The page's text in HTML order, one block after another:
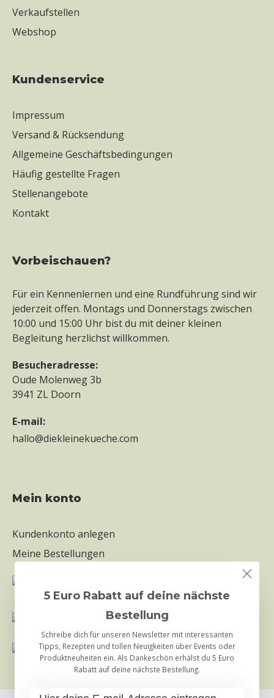
Verkaufstellen
Webshop
Kundenservice
Impressum
Versand & Rücksendung
Allgemeine Geschäftsbedingungen
Häufig gestellte Fragen
Stellenangebote
Kontakt
Vorbeischauen?
Für ein Kennenlernen und eine Rundführung sind wir
jederzeit offen. Montags und Donnerstags zwischen
10:00 und 15:00 Uhr bist du mit deiner kleinen
Begleitung herzlichst willkommen.
Besucheradresse:
Oude Molenweg 3b
3941 ZL Doorn
E-mail:
hallo@diekleinekueche.com
mein konto
Kundenkonto anlegen
Meine Bestellungen
5 Euro Rabatt auf deine nächste
Bestellung
Schreibe dich für unseren Newsletter mit interessanten
Tipps, Rezepten und tollen Neuigkeiten über Events oder
Produktneuheiten ein. Als Dankeschön erhälst du 5 Euro
Rabatt auf deine nächste Bestellung.